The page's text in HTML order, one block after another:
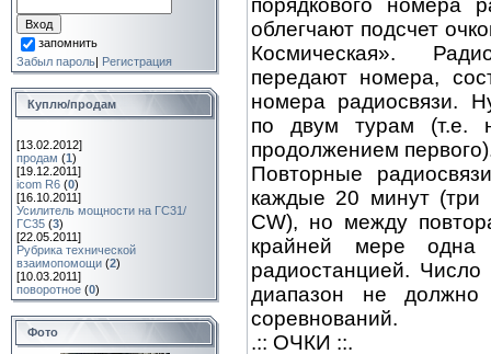
запомнить
Забыл пароль| Регистрация
Куплю/продам
[13.02.2012]
продам (1)
[19.12.2011]
icom R6 (0)
[16.10.2011]
Усилитель мощности на ГС31/
ГС35 (3)
[22.05.2011]
Рубрика технической
взаимопомощи (2)
[10.03.2011]
поворотное (0)
Фото
порядкового номера
облегчают подсчет
Космическая».
передают номера,
номера радиосвязи.
по двум турам (т.е.
продолжением
Повторные
каждые 20 минут (три
СW), но между
крайней мере одна
радиостанцией.
диапазон не
соревнований.
.:: ОЧКИ ::.